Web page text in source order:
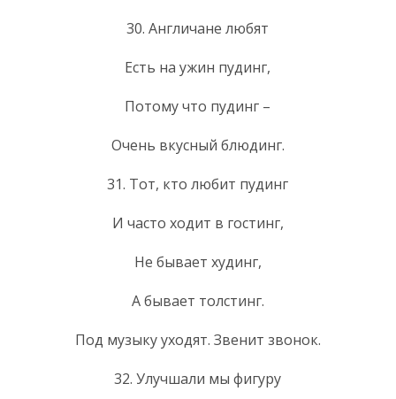
30. Англичане любят
Есть на ужин пудинг,
Потому что пудинг –
Очень вкусный блюдинг.
31. Тот, кто любит пудинг
И часто ходит в гостинг,
Не бывает худинг,
А бывает толстинг.
Под музыку уходят. Звенит звонок.
32. Улучшали мы фигуру